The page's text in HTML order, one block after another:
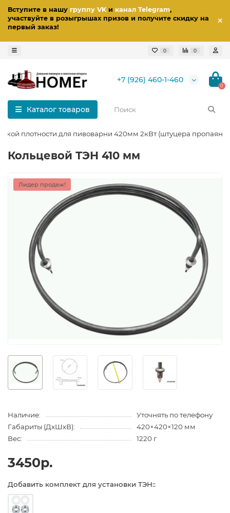
Вступите в нашу группу VKи канал Telegram,
участвуйте в розыгрышах призов и получите скидку на
первый заказ!
0 0
+7 (926) 460-1-460
0
Каталог товаров
плотности для пивоварни 420мм 2кВт (штуцера пропаяны)
Кольцевой ТЭН 410 мм
Лидер продаж!
Наличие:
Уточнять по телефону
Габариты (ДхШхВ):
420×420×120 мм
Вес:
1220 г
3450р.
Добавить комплект для установки ТЭН::